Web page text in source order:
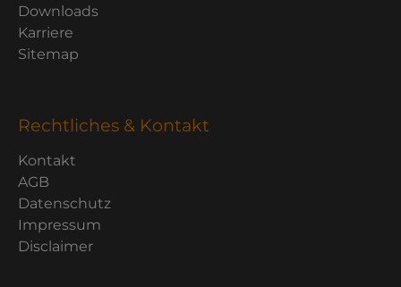
Downloads
Karriere
Sitemap
Rechtliches & Kontakt
Kontakt
AGB
Datenschutz
Impressum
Disclaimer